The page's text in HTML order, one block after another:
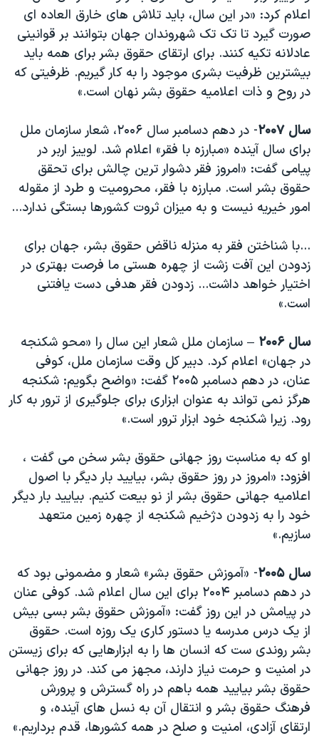
اعلام کرد: «در این سال، باید تلاش های خارق العاده ای
صورت گیرد تا تک تک شهروندان جهان بتوانند بر قوانینی
عادلانه تکیه کنند. برای ارتقای حقوق بشر برای همه باید
بیشترین ظرفیت بشری موجود را به کار گیریم. ظرفیتی که
در روح و ذات اعلامیه حقوق بشر نهان است.»
سال ۲۰۰۷
- در دهم دسامبر سال ۲۰۰۶، شعار سازمان ملل
برای سال آینده «مبارزه با فقر» اعلام شد. لوییز اربر در
پیامی گفت: «امروز فقر دشوار ترین چالش برای تحقق
حقوق بشر است. مبارزه با فقر، محرومیت و طرد از مقوله
امور خیریه نیست و به میزان ثروت کشورها بستگی ندارد...
...با شناختن فقر به منزله ناقض حقوق بشر، جهان برای
زدودن این آفت زشت از چهره هستی ما فرصت بهتری در
اختیار خواهد داشت... زدودن فقر هدفی دست یافتنی
است.»
سال ۲۰۰۶
– سازمان ملل شعار این سال را «محو شکنجه
در جهان» اعلام کرد. دبیر کل وقت سازمان ملل، کوفی
عنان، در دهم دسامبر ۲۰۰۵ گفت: «واضح بگویم: شکنجه
هرگز نمی تواند به عنوان ابزاری برای جلوگیری از ترور به کار
رود. زیرا شکنجه خود ابزار ترور است.»
او که به مناسبت روز جهانی حقوق بشر سخن می گفت ،
افزود: «امروز در روز حقوق بشر، بیایید بار دیگر با اصول
اعلامیه جهانی حقوق بشر از نو بیعت کنیم. بیایید بار دیگر
خود را به زدودن دژخیم شکنجه از چهره زمین متعهد
سازیم.»
سال ۲۰۰۵
- «آموزش حقوق بشر» شعار و مضمونی بود که
در دهم دسامبر ۲۰۰۴ برای این سال اعلام شد. کوفی عنان
در پیامش در این روز گفت: «آموزش حقوق بشر بسی بیش
از یک درس مدرسه یا دستور کاری یک روزه است. حقوق
بشر روندی ست که انسان ها را به ابزارهایی که برای زیستن
در امنیت و حرمت نیاز دارند، مجهز می کند. در روز جهانی
حقوق بشر بیایید همه باهم در راه گسترش و پرورش
فرهنگ حقوق بشر و انتقال آن به نسل های آینده، و
ارتقای آزادی، امنیت و صلح در همه کشورها، قدم برداریم.»